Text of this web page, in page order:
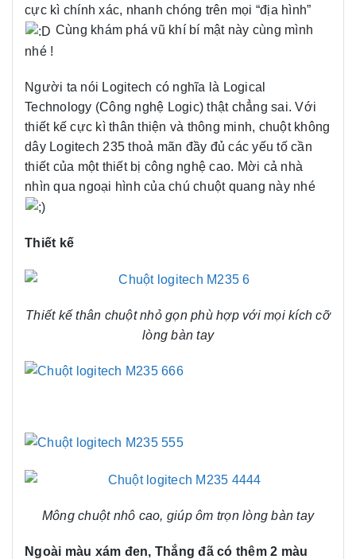
cực kì chính xác, nhanh chóng trên mọi “địa hình”
Cùng khám phá vũ khí bí mật này cùng mình
nhé !
Người ta nói Logitech có nghĩa là Logical
Technology (Công nghệ Logic) thật chẳng sai. Với
thiết kế cực kì thân thiện và thông minh, chuột không
dây Logitech 235 thoả mãn đầy đủ các yếu tố cần
thiết của một thiết bị công nghệ cao. Mời cả nhà
nhìn qua ngoại hình của chú chuột quang này nhé
Thiết kế
Thiết kế thân chuột nhỏ gọn phù hợp với mọi kích cỡ
lòng bàn tay
Mông chuột nhô cao, giúp ôm trọn lòng bàn tay
Ngoài màu xám đen, Thắng đã có thêm 2 màu